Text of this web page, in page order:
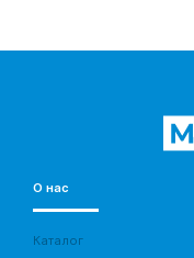
О нас
Каталог